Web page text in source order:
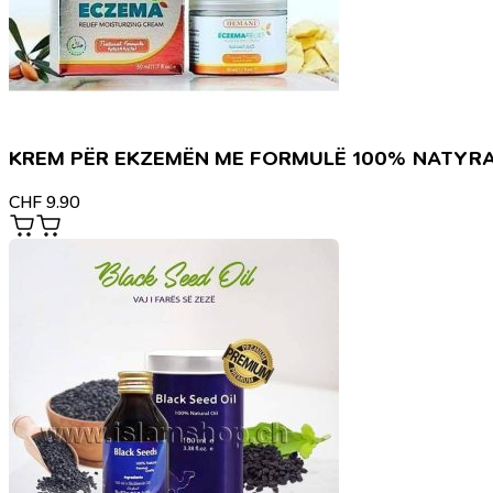
KREM PËR EKZEMËN ME FORMULË 100%
CHF 9.90